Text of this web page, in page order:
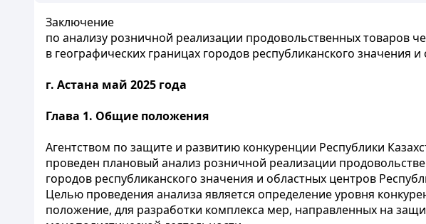
Заключение
по анализу розничной реализации продовольственных товаров
в географических границах городов республиканского значения
г. Астана май 2025 года
Глава 1. Общие положения
Агентством по защите и развитию конкуренции Республики
проведен плановый анализ розничной реализации
городов республиканского значения и областных центров
Целью проведения анализа является определение уровня
положение, для разработки комплекса мер, направленных на